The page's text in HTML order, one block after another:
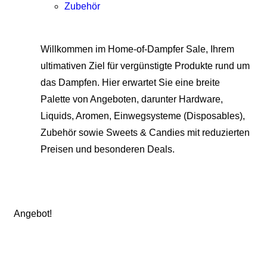
Zubehör
Willkommen im Home-of-Dampfer Sale, Ihrem
ultimativen Ziel für vergünstigte Produkte rund um
das Dampfen. Hier erwartet Sie eine breite
Palette von Angeboten, darunter Hardware,
Liquids, Aromen, Einwegsysteme (Disposables),
Zubehör sowie Sweets & Candies mit reduzierten
Preisen und besonderen Deals.
Angebot!